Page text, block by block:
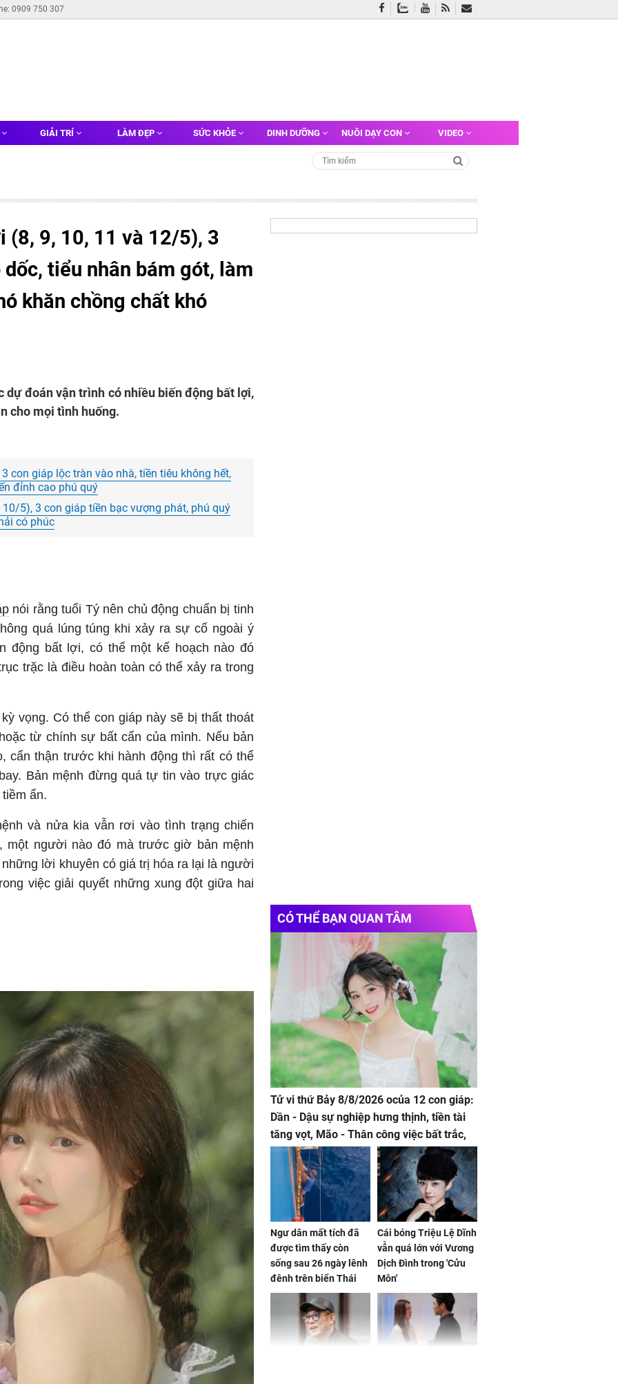
0909 750 307
GIẢI TRÍ LÀM ĐẸP SỨC KHỎE DINH DƯỠNG NUÔI DẠY CON VIDEO
(8, 9, 10, 11 và 12/5), 3
tiểu nhân bám gót, làm
khăn chồng chất khó
dự đoán vận trình có nhiều biến động bất lợi,
cho mọi tình huống.
con giáp lộc tràn vào nhà, tiền tiêu không hết,
đỉnh cao phú quý
5), 3 con giáp tiền bạc vượng phát, phú quý
có phúc
nói rằng tuổi Tý nên chủ động chuẩn bị tinh
quá lúng túng khi xảy ra sự cố ngoài ý
động bất lợi, có thể một kế hoạch nào đó
trặc là điều hoàn toàn có thể xảy ra trong
vọng. Có thể con giáp này sẽ bị thất thoát
từ chính sự bất cẩn của mình. Nếu bản
cẩn thận trước khi hành động thì rất có thể
Bản mệnh đừng quá tự tin vào trực giác
ẩn.
và nửa kia vẫn rơi vào tình trạng chiến
một người nào đó mà trước giờ bản mệnh
lời khuyên có giá trị hóa ra lại là người
việc giải quyết những xung đột giữa hai
CÓ THỂ BẠN QUAN TÂM
Tử vi thứ Bảy 8/8/2026 ocủa 12 con giáp:
Dần - Dậu sự nghiệp hưng thịnh, tiền tài
tăng vọt, Mão - Thân công việc bất trắc,
tiền mất tật mang
Ngư dân mất tích đã
được tìm thấy còn
sống sau 26 ngày lênh
đênh trên biển Thái
Bình Dương
Cái bóng Triệu Lệ Dĩnh
vẫn quá lớn với Vương
Dịch Đình trong 'Cửu
Môn'